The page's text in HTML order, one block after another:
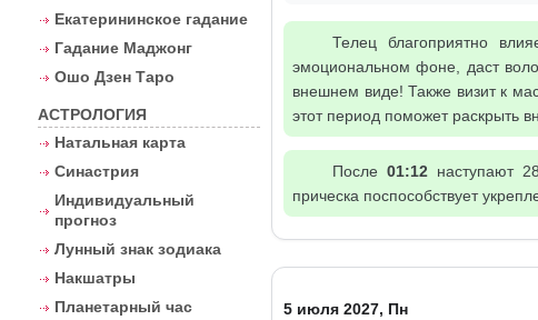
Екатерининское гадание
Гадание Маджонг
Ошо Дзен Таро
АСТРОЛОГИЯ
Натальная карта
Синастрия
Индивидуальный
прогноз
Лунный знак зодиака
Накшатры
Планетарный час
Телец благоприятно
эмоциональном фоне, даст
внешнем виде! Также визит к
этот период поможет раскрыть
После01:12 наступают
прическа поспособствует
5 июля 2027, Пн